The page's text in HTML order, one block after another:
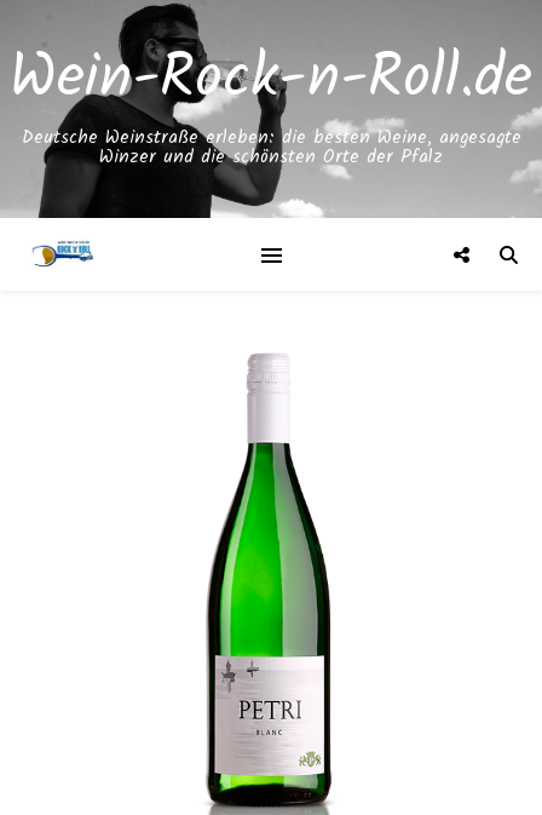
Wein-Rock-n-Roll.de
Deutsche Weinstraße erleben: die besten Weine, angesagte
Winzer und die schönsten Orte der Pfalz